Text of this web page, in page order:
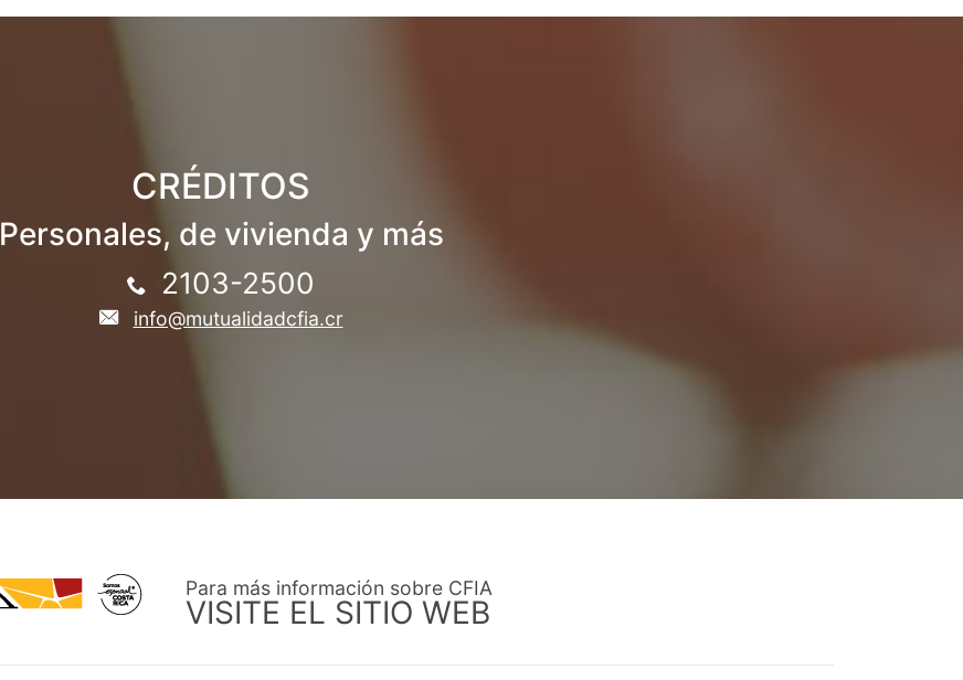
CRÉDITOS
Personales, de vivienda y más
2103-2500
info@mutualidadcfia.cr
Para más información sobre CFIA
VISITE EL SITIO WEB